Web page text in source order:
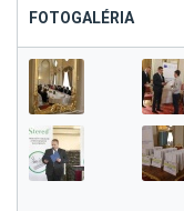
FOTOGALÉRIA